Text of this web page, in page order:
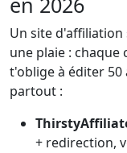
Un site d'affiliation
une plaie : chaque
t'oblige à éditer
partout :
+ redirection,